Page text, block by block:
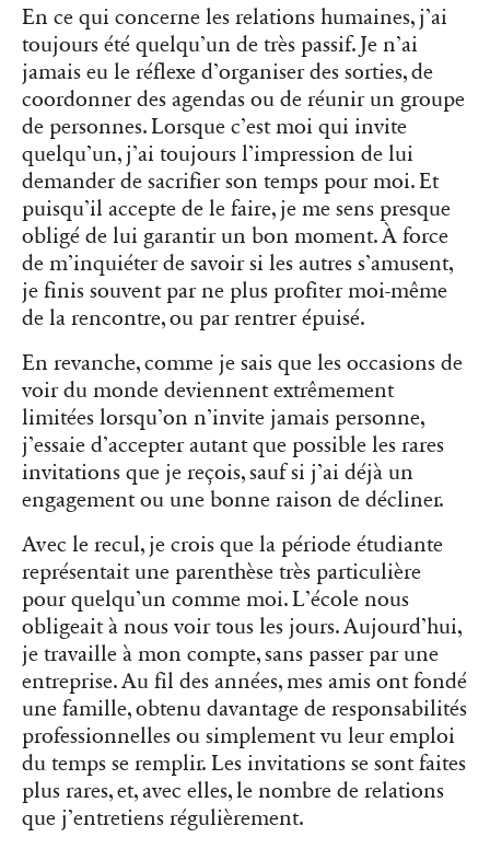
En ce qui concerne les relations humaines, j’ai
toujours été quelqu’un de très passif. Je n’ai
jamais eu le réflexe d’organiser des sorties, de
coordonner des agendas ou de réunir un groupe
de personnes. Lorsque c’est moi qui invite
quelqu’un, j’ai toujours l’impression de lui
demander de sacrifier son temps pour moi. Et
puisqu’il accepte de le faire, je me sens presque
obligé de lui garantir un bon moment. À force
de m’inquiéter de savoir si les autres s’amusent,
je finis souvent par ne plus profiter moi-même
de la rencontre, ou par rentrer épuisé.
En revanche, comme je sais que les occasions de
voir du monde deviennent extrêmement
limitées lorsqu’on n’invite jamais personne,
j’essaie d’accepter autant que possible les rares
invitations que je reçois, sauf si j’ai déjà un
engagement ou une bonne raison de décliner.
Avec le recul, je crois que la période étudiante
représentait une parenthèse très particulière
pour quelqu’un comme moi. L’école nous
obligeait à nous voir tous les jours. Aujourd’hui,
je travaille à mon compte, sans passer par une
entreprise. Au fil des années, mes amis ont fondé
une famille, obtenu davantage de responsabilités
professionnelles ou simplement vu leur emploi
du temps se remplir. Les invitations se sont faites
plus rares, et, avec elles, le nombre de relations
que j’entretiens régulièrement.